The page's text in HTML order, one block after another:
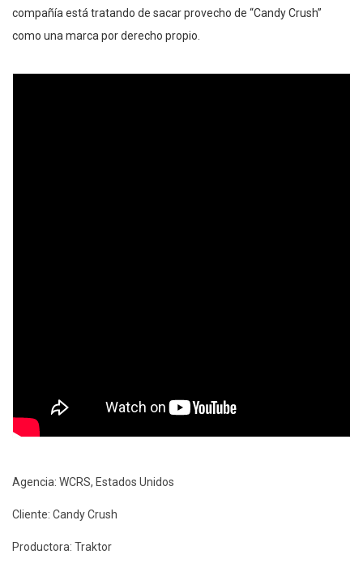
compañía está tratando de sacar provecho de “Candy Crush”
como una marca por derecho propio.
Agencia: WCRS, Estados Unidos
Cliente: Candy Crush
Productora: Traktor